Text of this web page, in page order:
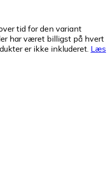
tid for den variant
har været billigst på hvert
er ikke inkluderet. Læs